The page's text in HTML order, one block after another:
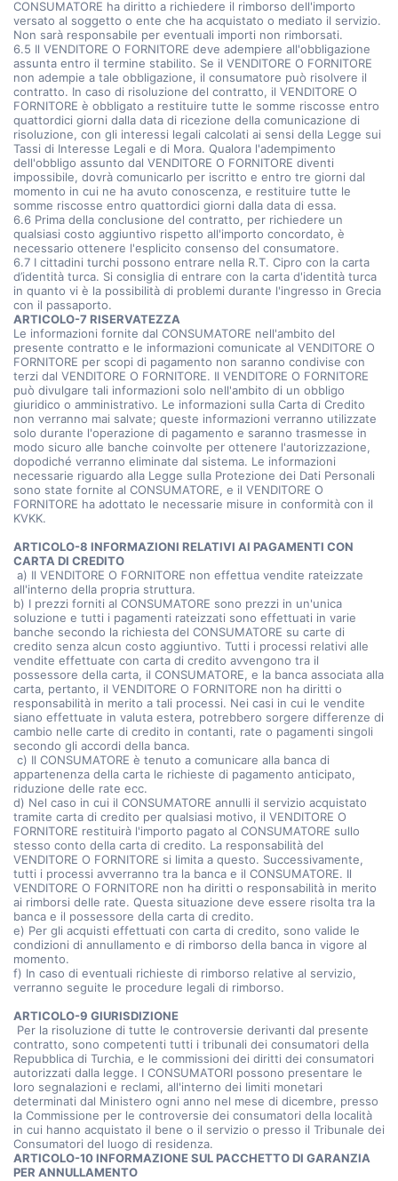
CONSUMATORE ha diritto a richiedere il rimborso dell'importo
versato al soggetto o ente che ha acquistato o mediato il servizio.
Non sarà responsabile per eventuali importi non rimborsati.
6.5 Il VENDITORE O FORNITORE deve adempiere all'obbligazione
assunta entro il termine stabilito. Se il VENDITORE O FORNITORE
non adempie a tale obbligazione, il consumatore può risolvere il
contratto. In caso di risoluzione del contratto, il VENDITORE O
FORNITORE è obbligato a restituire tutte le somme riscosse entro
quattordici giorni dalla data di ricezione della comunicazione di
risoluzione, con gli interessi legali calcolati ai sensi della Legge sui
Tassi di Interesse Legali e di Mora. Qualora l'adempimento
dell'obbligo assunto dal VENDITORE O FORNITORE diventi
impossibile, dovrà comunicarlo per iscritto e entro tre giorni dal
momento in cui ne ha avuto conoscenza, e restituire tutte le
somme riscosse entro quattordici giorni dalla data di essa.
6.6 Prima della conclusione del contratto, per richiedere un
qualsiasi costo aggiuntivo rispetto all'importo concordato, è
necessario ottenere l'esplicito consenso del consumatore.
6.7 I cittadini turchi possono entrare nella R.T. Cipro con la carta
d’identità turca. Si consiglia di entrare con la carta d'identità turca
in quanto vi è la possibilità di problemi durante l'ingresso in Grecia
con il passaporto.
ARTICOLO-7 RISERVATEZZA
Le informazioni fornite dal CONSUMATORE nell'ambito del
presente contratto e le informazioni comunicate al VENDITORE O
FORNITORE per scopi di pagamento non saranno condivise con
terzi dal VENDITORE O FORNITORE. Il VENDITORE O FORNITORE
può divulgare tali informazioni solo nell'ambito di un obbligo
giuridico o amministrativo. Le informazioni sulla Carta di Credito
non verranno mai salvate; queste informazioni verranno utilizzate
solo durante l'operazione di pagamento e saranno trasmesse in
modo sicuro alle banche coinvolte per ottenere l'autorizzazione,
dopodiché verranno eliminate dal sistema. Le informazioni
necessarie riguardo alla Legge sulla Protezione dei Dati Personali
sono state fornite al CONSUMATORE, e il VENDITORE O
FORNITORE ha adottato le necessarie misure in conformità con il
KVKK.
ARTICOLO-8 INFORMAZIONI RELATIVI AI PAGAMENTI CON
CARTA DI CREDITO
a) Il VENDITORE O FORNITORE non effettua vendite rateizzate
all'interno della propria struttura.
b) I prezzi forniti al CONSUMATORE sono prezzi in un'unica
soluzione e tutti i pagamenti rateizzati sono effettuati in varie
banche secondo la richiesta del CONSUMATORE su carte di
credito senza alcun costo aggiuntivo. Tutti i processi relativi alle
vendite effettuate con carta di credito avvengono tra il
possessore della carta, il CONSUMATORE, e la banca associata alla
carta, pertanto, il VENDITORE O FORNITORE non ha diritti o
responsabilità in merito a tali processi. Nei casi in cui le vendite
siano effettuate in valuta estera, potrebbero sorgere differenze di
cambio nelle carte di credito in contanti, rate o pagamenti singoli
secondo gli accordi della banca.
c) Il CONSUMATORE è tenuto a comunicare alla banca di
appartenenza della carta le richieste di pagamento anticipato,
riduzione delle rate ecc.
d) Nel caso in cui il CONSUMATORE annulli il servizio acquistato
tramite carta di credito per qualsiasi motivo, il VENDITORE O
FORNITORE restituirà l'importo pagato al CONSUMATORE sullo
stesso conto della carta di credito. La responsabilità del
VENDITORE O FORNITORE si limita a questo. Successivamente,
tutti i processi avverranno tra la banca e il CONSUMATORE. Il
VENDITORE O FORNITORE non ha diritti o responsabilità in merito
ai rimborsi delle rate. Questa situazione deve essere risolta tra la
banca e il possessore della carta di credito.
e) Per gli acquisti effettuati con carta di credito, sono valide le
condizioni di annullamento e di rimborso della banca in vigore al
momento.
f) In caso di eventuali richieste di rimborso relative al servizio,
verranno seguite le procedure legali di rimborso.
ARTICOLO-9 GIURISDIZIONE
Per la risoluzione di tutte le controversie derivanti dal presente
contratto, sono competenti tutti i tribunali dei consumatori della
Repubblica di Turchia, e le commissioni dei diritti dei consumatori
autorizzati dalla legge. I CONSUMATORI possono presentare le
loro segnalazioni e reclami, all'interno dei limiti monetari
determinati dal Ministero ogni anno nel mese di dicembre, presso
la Commissione per le controversie dei consumatori della località
in cui hanno acquistato il bene o il servizio o presso il Tribunale dei
Consumatori del luogo di residenza.
ARTICOLO-10 INFORMAZIONE SUL PACCHETTO DI GARANZIA
PER ANNULLAMENTO